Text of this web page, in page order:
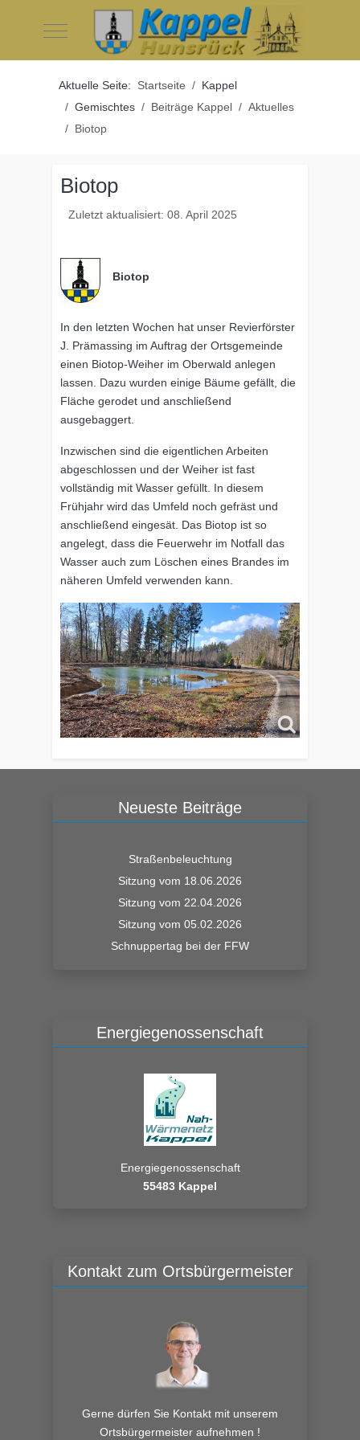
Mobile Menu Toggle
Aktuelle Seite: Startseite
Kappel
Gemischtes
Beiträge Kappel
Aktuelles
Biotop
Biotop
Zuletzt aktualisiert: 08. April 2025
Biotop
In den letzten Wochen hat unser Revierförster
J. Prämassing im Auftrag der Ortsgemeinde
einen Biotop-Weiher im Oberwald anlegen
lassen. Dazu wurden einige Bäume gefällt, die
Fläche gerodet und anschließend
ausgebaggert.
Inzwischen sind die eigentlichen Arbeiten
abgeschlossen und der Weiher ist fast
vollständig mit Wasser gefüllt. In diesem
Frühjahr wird das Umfeld noch gefräst und
anschließend eingesät. Das Biotop ist so
angelegt, dass die Feuerwehr im Notfall das
Wasser auch zum Löschen eines Brandes im
näheren Umfeld verwenden kann.
Neueste Beiträge
Straßenbeleuchtung
Sitzung vom 18.06.2026
Sitzung vom 22.04.2026
Sitzung vom 05.02.2026
Schnuppertag bei der FFW
Energiegenossenschaft
Energiegenossenschaft
55483 Kappel
Kontakt zum Ortsbürgermeister
Gerne dürfen Sie Kontakt mit unserem
Ortsbürgermeister aufnehmen !